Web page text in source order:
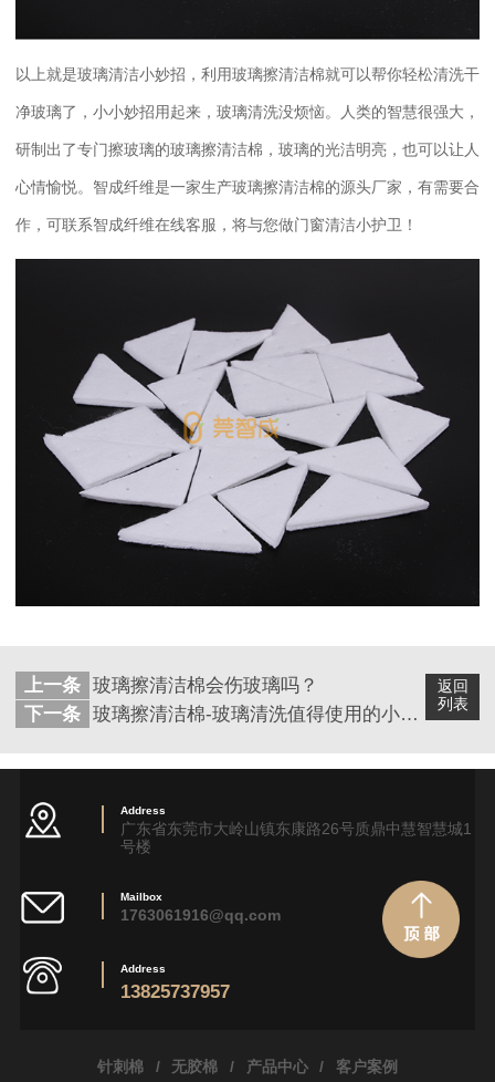
以上就是玻璃清洁小妙招，利用玻璃擦清洁棉就可以帮你轻松清洗干
净玻璃了，小小妙招用起来，玻璃清洗没烦恼。人类的智慧很强大，
研制出了专门擦玻璃的玻璃擦清洁棉，玻璃的光洁明亮，也可以让人
心情愉悦。智成纤维是一家生产玻璃擦清洁棉的源头厂家，有需要合
作，可联系智成纤维在线客服，将与您做门窗清洁小护卫！
返回
列表
上一条 玻璃擦清洁棉会伤玻璃吗？
下一条 玻璃擦清洁棉-玻璃清洗值得使用的小技巧
Address
广东省东莞市大岭山镇东康路26号质鼎中慧智慧城1
号楼
Mailbox
1763061916@qq.com
Address
13825737957
针刺棉 / 无胶棉 / 产品中心 / 客户案例